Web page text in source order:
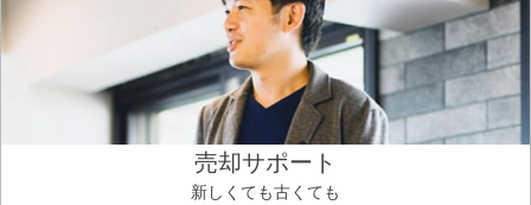
売却サポート
新しくても古くても